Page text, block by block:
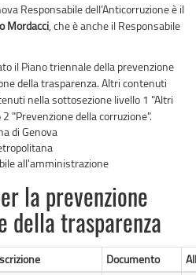
Responsabile dell’Anticorruzione è il
Mordacci , che è anche il Responsabile
il Piano triennale della prevenzione
della trasparenza. Altri contenuti
nella sottosezione livello 1 "Altri
"Prevenzione della corruzione".
di Genova
all'amministrazione
la prevenzione
della trasparenza
Documento